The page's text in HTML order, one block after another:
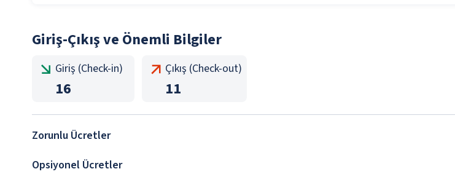
Giriş-Çıkış ve Önemli Bilgiler
Giriş (Check-in)
16
Çıkış (Check-out)
11
Zorunlu Ücretler
Opsiyonel Ücretler